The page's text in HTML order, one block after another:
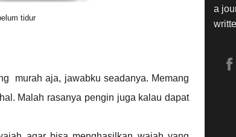
tidur
murah aja, jawabku seadanya. Memang
Malah rasanya pengin juga kalau dapat
a